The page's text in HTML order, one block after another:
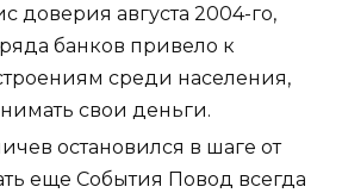
доверия августа 2004-го,
банков привело к
среди населения,
свои деньги.
остановился в шаге от
еще События Повод всегда